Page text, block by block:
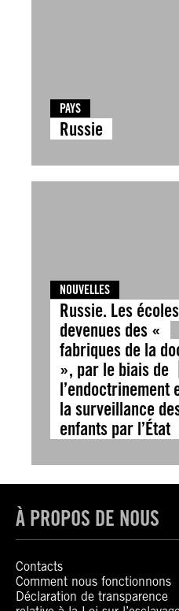
PAYS
Russie
NOUVELLES
Russie. Les
devenues des «
fabriques de la
», par le biais de
l’endoctrinement
la surveillance
enfants par l’État
À PROPOS DE NOUS
Contacts
Comment nous fonctionnons
Déclaration de transparence